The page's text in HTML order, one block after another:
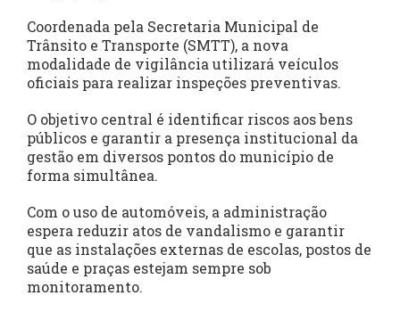
Coordenada pela Secretaria Municipal de
Trânsito e Transporte (SMTT), a nova
modalidade de vigilância utilizará veículos
oficiais para realizar inspeções preventivas.
O objetivo central é identificar riscos aos bens
públicos e garantir a presença institucional da
gestão em diversos pontos do município de
forma simultânea.
Com o uso de automóveis, a administração
espera reduzir atos de vandalismo e garantir
que as instalações externas de escolas, postos de
saúde e praças estejam sempre sob
monitoramento.